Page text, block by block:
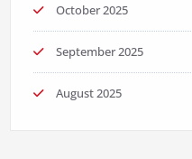
October 2025
September 2025
August 2025